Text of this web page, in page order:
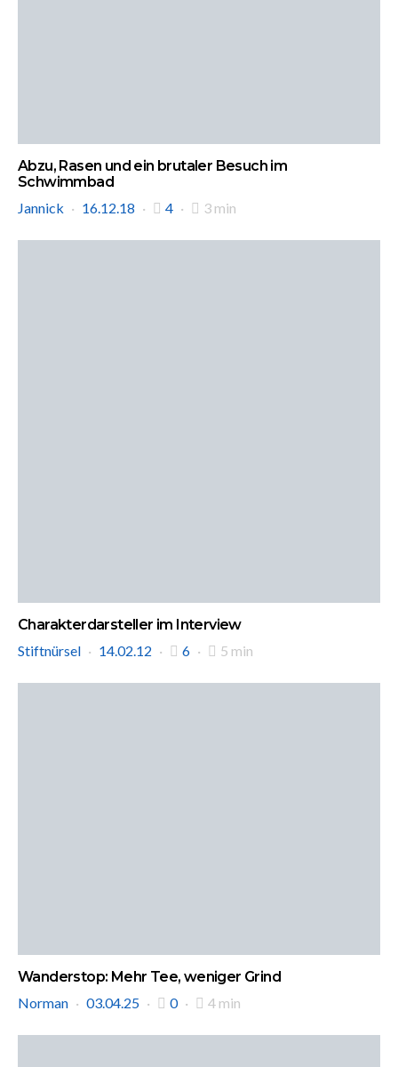
Abzu, Rasen und ein brutaler Besuch im
Schwimmbad
Jannick
16.12.18 4 3 min
Charakterdarsteller im Interview
Stiftnürsel
14.02.12 6 5 min
Wanderstop: Mehr Tee, weniger Grind
Norman
03.04.25 0 4 min